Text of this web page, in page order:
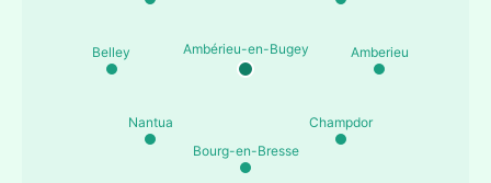
Ambérieu-en-Bugey Amberieu
Champdor
Bourg-en-Bresse
Nantua
Belley